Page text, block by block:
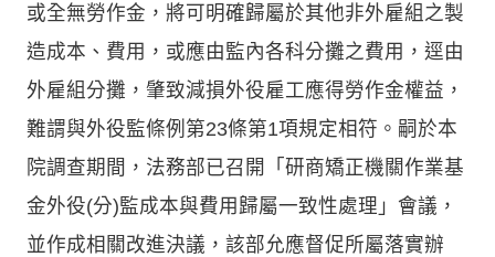
或全無勞作金，將可明確歸屬於其他非外雇組之製
造成本、費用，或應由監內各科分攤之費用，逕由
外雇組分攤，肇致減損外役雇工應得勞作金權益，
難謂與外役監條例第23條第1項規定相符。嗣於本
院調查期間，法務部已召開「研商矯正機關作業基
金外役(分)監成本與費用歸屬一致性處理」會議，
並作成相關改進決議，該部允應督促所屬落實辦